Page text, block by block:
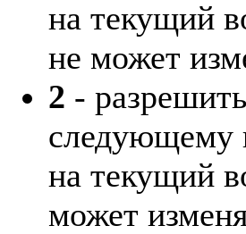
на текущий
не может
2 -
следующему
на текущий
может